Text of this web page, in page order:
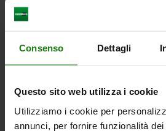
Consenso Dettagli
Questo sito web utilizza i cookie
Utilizziamo i cookie per
annunci, per fornire funzionalità
più le spese di spedizione
03420